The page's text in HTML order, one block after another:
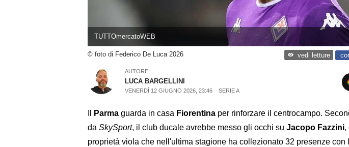
TUTTOmercatoWEB
© foto di Federico De Luca 2026 vedi letture
AUTORE
LUCA BARGELLINI
VENERDÌ 12 GIUGNO 2026, 23:46 SERIE A
Parma guarda in casa Fiorentina per rinforzare il centrocampo.
da SkySport, il club ducale avrebbe messo gli occhi su Jacopo Fazzini,
proprietà viola che nell'ultima stagione ha collezionato 32 presenze con